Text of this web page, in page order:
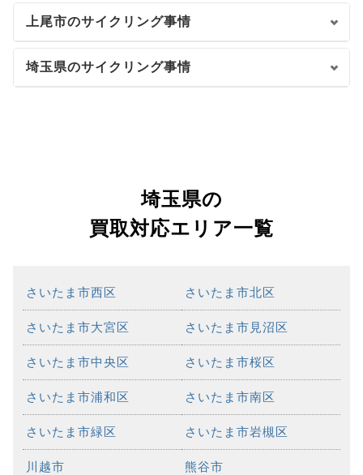
上尾市のサイクリング事情
埼玉県のサイクリング事情
埼玉県の
買取対応エリア一覧
さいたま市西区 さいたま市北区
さいたま市大宮区 さいたま市見沼区
さいたま市中央区 さいたま市桜区
さいたま市浦和区 さいたま市南区
さいたま市緑区 さいたま市岩槻区
川越市 熊谷市